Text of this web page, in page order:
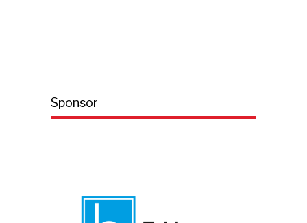
Sponsor